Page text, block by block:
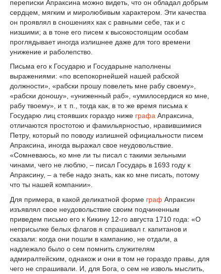
переписки Апраксина можно видеть, что он обладал добрым
сердцем, мягким и миролюбивым характером. Эти качества
он проявлял в сношениях как с равными себе, так и с
низшими; а в тоне его писем к высокостоящим особам
проглядывает иногда излишнее даже для того времени
унижение и раболепство.
Письма его к Государю и Государыне наполнены
выражениями: «по всепокорнейшей нашей рабской
должности», «рабски прошу повелеть мне рабу своему»,
«рабски доношу», «униженный раб», «умилосердися ко мне,
рабу твоему», и т. п., тогда как, в то же время письма к
Государю лиц стоявших гораздо ниже графа Апраксина,
отличаются простотою и фамильярностью, нравившимися
Петру, который по поводу излишней официальности писем
Апраксина, иногда выражал свое неудовольствие.
«Сомневаюсь, ко мне ли ты писал с такими зельными
чинами, чего не люблю, – писал Государь в 1693 году к
Апраксину, – а тебе надо знать, как ко мне писать, потому
что ты нашей компании».
Для примера, в какой деликатной форме граф Апраксин
изъявлял свое неудовольствие своим подчиненным
приведем письмо его к Кикину 12-го августа 1710 года: «О
неприсылке белых флагов я спрашивал г. капитанов и
сказали: когда они пошли в кампанию, не отдали, а
надлежало было о сем помнить служителям
адмиралтейским, однакож и они в том не гораздо правы, для
чего не спрашивали. И, для Бога, о сем не изволь мыслить,